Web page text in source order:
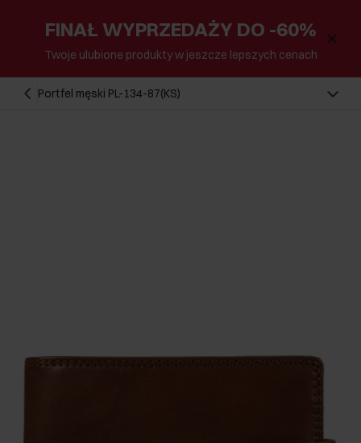
FINAŁ WYPRZEDAŻY DO -60%
Twoje ulubione produkty w jeszcze lepszych cenach
Portfel męski PL-134-87(KS)